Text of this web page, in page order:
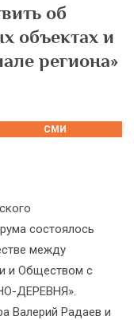
об
объектах и
региона»
СМИ
состоялось
между
и Обществом с
ДЕРЕВНЯ».
Валерий Радаев и